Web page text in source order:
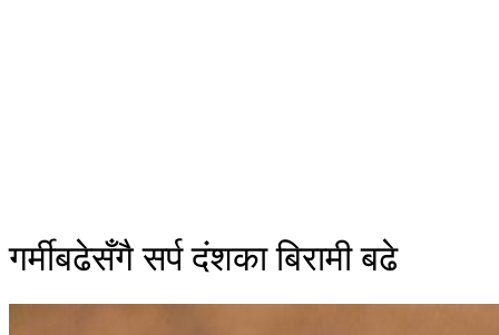
गर्मीबढेसँगै सर्प दंशका बिरामी बढे